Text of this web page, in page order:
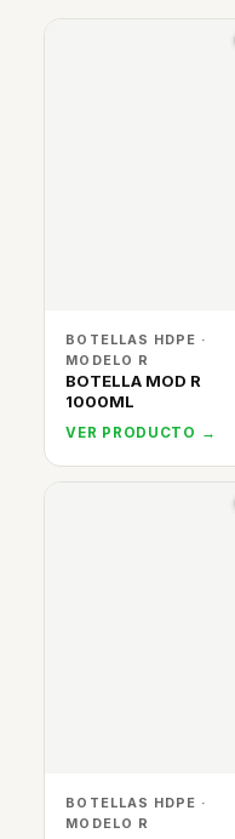
BOTELLAS HDPE ·
MODELO R
BOTELLA MOD R
1000ML
VER PRODUCTO →
BOTELLAS HDPE ·
MODELO R